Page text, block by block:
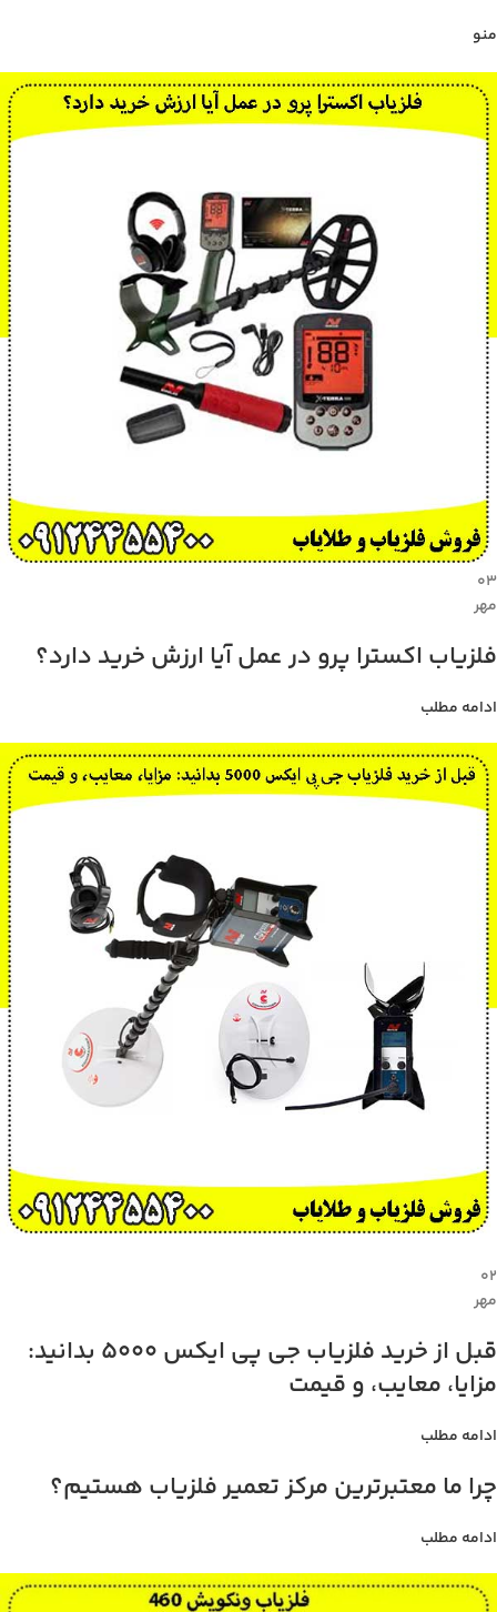
منو
۰۳
مهر
فلزیاب اکسترا پرو در عمل آیا ارزش خرید دارد؟
ادامه مطلب
۰۲
مهر
قبل از خرید فلزیاب جی پی ایکس 5000 بدانید:
مزایا، معایب، و قیمت
ادامه مطلب
چرا ما معتبرترین مرکز تعمیر فلزیاب هستیم؟
ادامه مطلب